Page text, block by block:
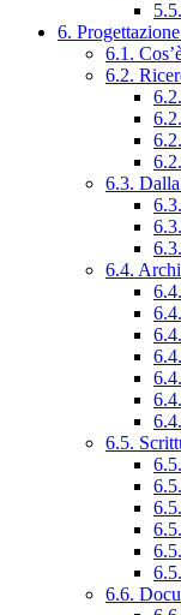
6.
6.1.
6.2.
6.3.
6.4.
6.5.
6.6.